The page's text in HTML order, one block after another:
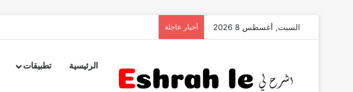
السبت, أغسطس 8 2026 أخبار عاجلة
الرئيسية تطبيقات